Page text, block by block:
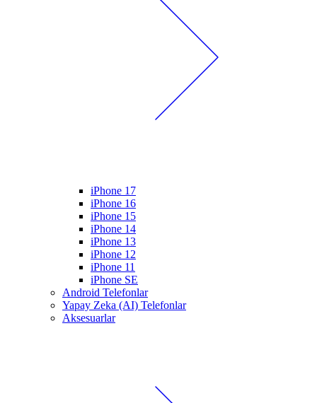
iPhone 17
iPhone 16
iPhone 15
iPhone 14
iPhone 13
iPhone 12
iPhone 11
iPhone SE
Android Telefonlar
Yapay Zeka (AI) Telefonlar
Aksesuarlar